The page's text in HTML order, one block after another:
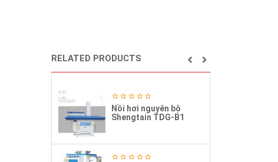
RELATED PRODUCTS
Nồi hơi nguyên bộ
Shengtain TDG-B1